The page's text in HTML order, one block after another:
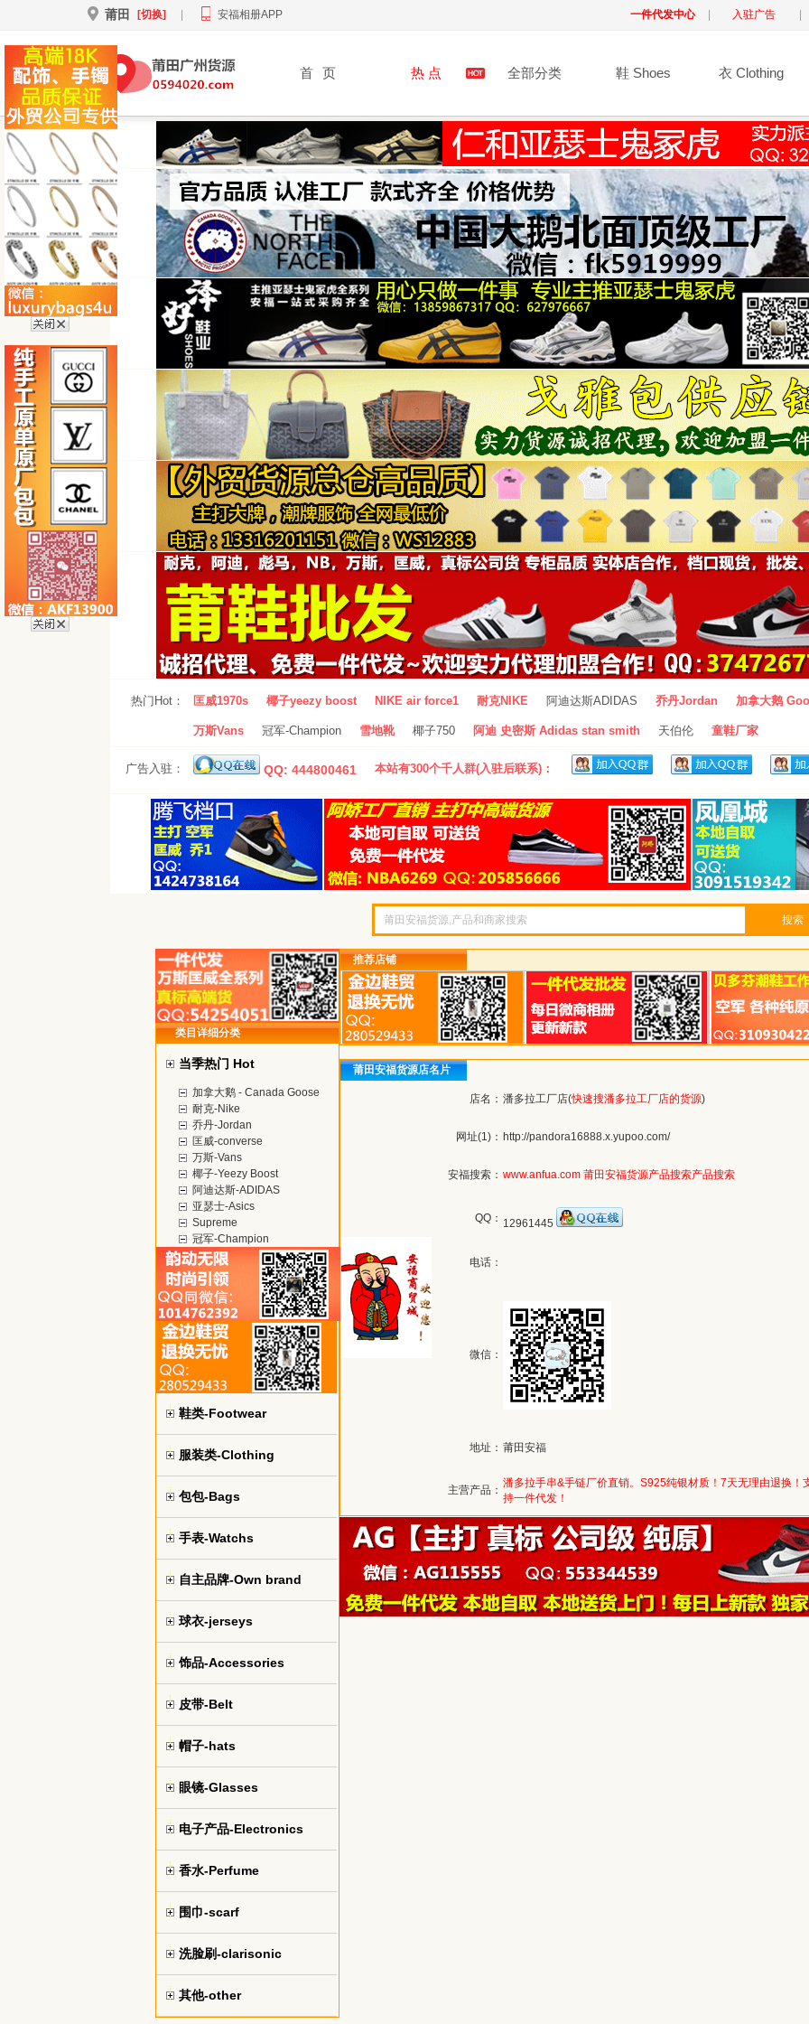
莆田 [切换] 安福相册APP 一件代发中心 入驻广告
首 页 热 点 全部分类 鞋 Shoes 衣 Clothing
热门Hot： 匡威1970s 椰子yeezy boost NIKE air force1 耐克NIKE 阿迪达斯ADIDAS 乔丹Jordan 加拿大鹅
万斯Vans 冠军-Champion 雪地靴 椰子750 阿迪 史密斯 Adidas stan smith 天伯伦 童鞋厂家
广告入驻： QQ: 444800461 本站有300个千人群(入驻后联系)：
搜索
类目详细分类
当季热门 Hot
加拿大鹅 - Canada Goose
耐克-Nike
乔丹-Jordan
匡威-converse
万斯-Vans
椰子-Yeezy Boost
阿迪达斯-ADIDAS
亚瑟士-Asics
Supreme
冠军-Champion
鞋类-Footwear
服装类-Clothing
包包-Bags
手表-Watchs
自主品牌-Own brand
球衣-jerseys
饰品-Accessories
皮带-Belt
帽子-hats
眼镜-Glasses
电子产品-Electronics
香水-Perfume
围巾-scarf
洗脸刷-clarisonic
其他-other
推荐店铺
莆田安福货源店名片
店名： 潘多拉工厂店(快速搜潘多拉工厂店的货源)
网址(1)： http://pandora16888.x.yupoo.com/
安福搜索： www.anfua.com 莆田安福货源产品搜索产品搜索
QQ： 12961445
电话：
微信：
地址： 莆田安福
主营产品：
潘多拉手串&手链厂价直销。S925纯银材质！7天无理由退换！
持一件代发！